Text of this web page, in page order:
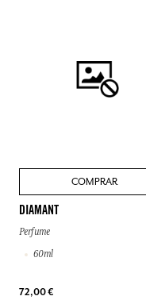
COMPRAR
DIAMANT
Perfume
60ml
72,00 €